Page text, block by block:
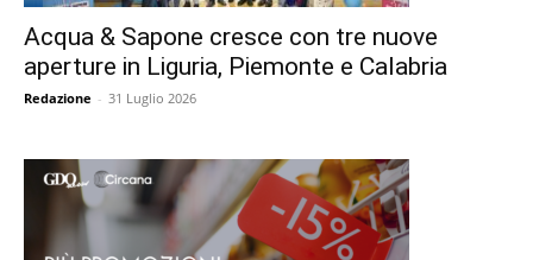
Acqua & Sapone cresce con tre nuove
aperture in Liguria, Piemonte e Calabria
Redazione - 31 Luglio 2026